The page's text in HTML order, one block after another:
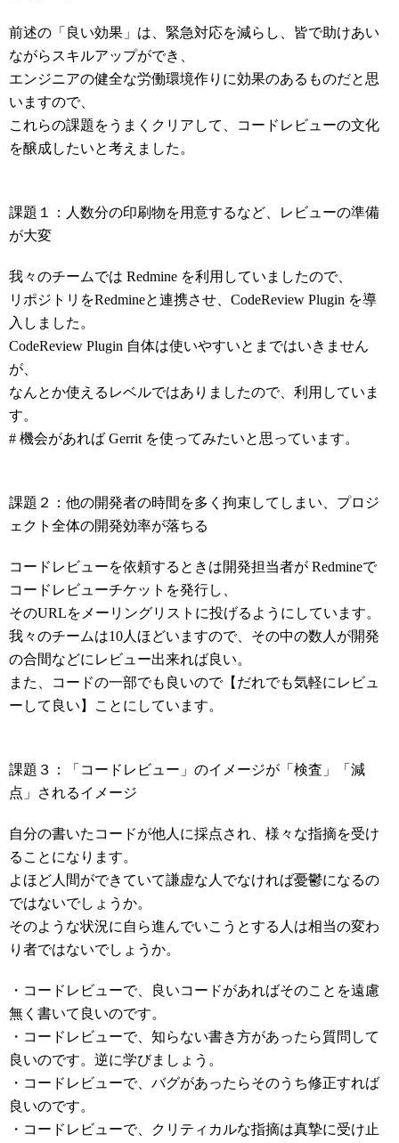
前述の「良い効果」は、緊急対応を減らし、皆で助けあい
ながらスキルアップができ、
エンジニアの健全な労働環境作りに効果のあるものだと思
いますので、
これらの課題をうまくクリアして、コードレビューの文化
を醸成したいと考えました。
課題１：人数分の印刷物を用意するなど、レビューの準備
が大変
我々のチームでは Redmine を利用していましたので、
リポジトリをRedmineと連携させ、CodeReview Plugin を導
入しました。
CodeReview Plugin 自体は使いやすいとまではいきません
が、
なんとか使えるレベルではありましたので、利用していま
す。
# 機会があれば Gerrit を使ってみたいと思っています。
課題２：他の開発者の時間を多く拘束してしまい、プロジ
ェクト全体の開発効率が落ちる
コードレビューを依頼するときは開発担当者が Redmineで
コードレビューチケットを発行し、
そのURLをメーリングリストに投げるようにしています。
我々のチームは10人ほどいますので、その中の数人が開発
の合間などにレビュー出来れば良い。
また、コードの一部でも良いので【だれでも気軽にレビュ
ーして良い】ことにしています。
課題３：「コードレビュー」のイメージが「検査」「減
点」されるイメージ
自分の書いたコードが他人に採点され、様々な指摘を受け
ることになります。
よほど人間ができていて謙虚な人でなければ憂鬱になるの
ではないでしょうか。
そのような状況に自ら進んでいこうとする人は相当の変わ
り者ではないでしょうか。
・コードレビューで、良いコードがあればそのことを遠慮
無く書いて良いのです。
・コードレビューで、知らない書き方があったら質問して
良いのです。逆に学びましょう。
・コードレビューで、バグがあったらそのうち修正すれば
良いのです。
・コードレビューで、クリティカルな指摘は真摯に受け止